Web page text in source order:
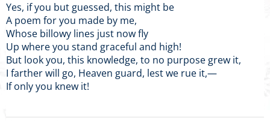
Yes, if you but guessed, this might be
A poem for you made by me,
Whose billowy lines just now fly
Up where you stand graceful and high!
But look you, this knowledge, to no purpose grew it,
I farther will go, Heaven guard, lest we rue it,—
If only you knew it!